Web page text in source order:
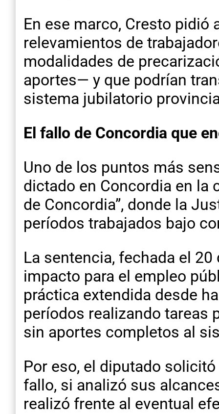
En ese marco, Cresto
relevamientos de
modalidades de
aportes— y que podrían
sistema jubilatorio
El fallo de Concordia que
Uno de los puntos más
dictado en Concordia en la
de Concordia”, donde la
períodos trabajados bajo
La sentencia, fechada el
impacto para el empleo
práctica extendida desde
períodos realizando tareas
sin aportes completos al
Por eso, el diputado
fallo, si analizó sus
realizó frente al eventual